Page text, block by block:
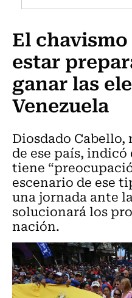
Programas Radio y
El
estar
ganar las
Venezuela
Diosdado
de ese país,
tiene
escenario de ese
una jornada ante
solucionará los
nación.